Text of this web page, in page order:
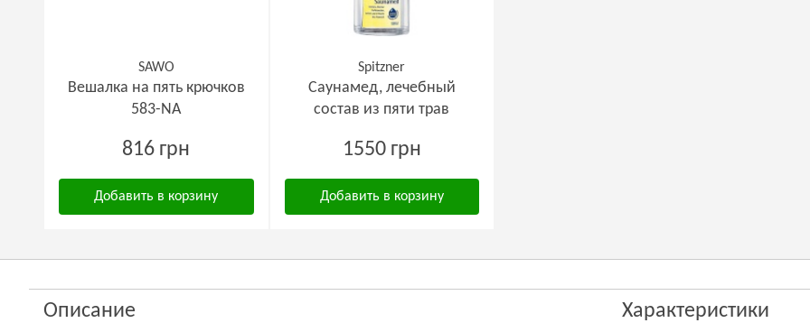
SAWO
Вешалка на пять крючков
583-NA
816 грн
Добавить в корзину
Spitzner
Саунамед, лечебный
состав из пяти трав
1550 грн
Добавить в корзину
Описание Характеристики